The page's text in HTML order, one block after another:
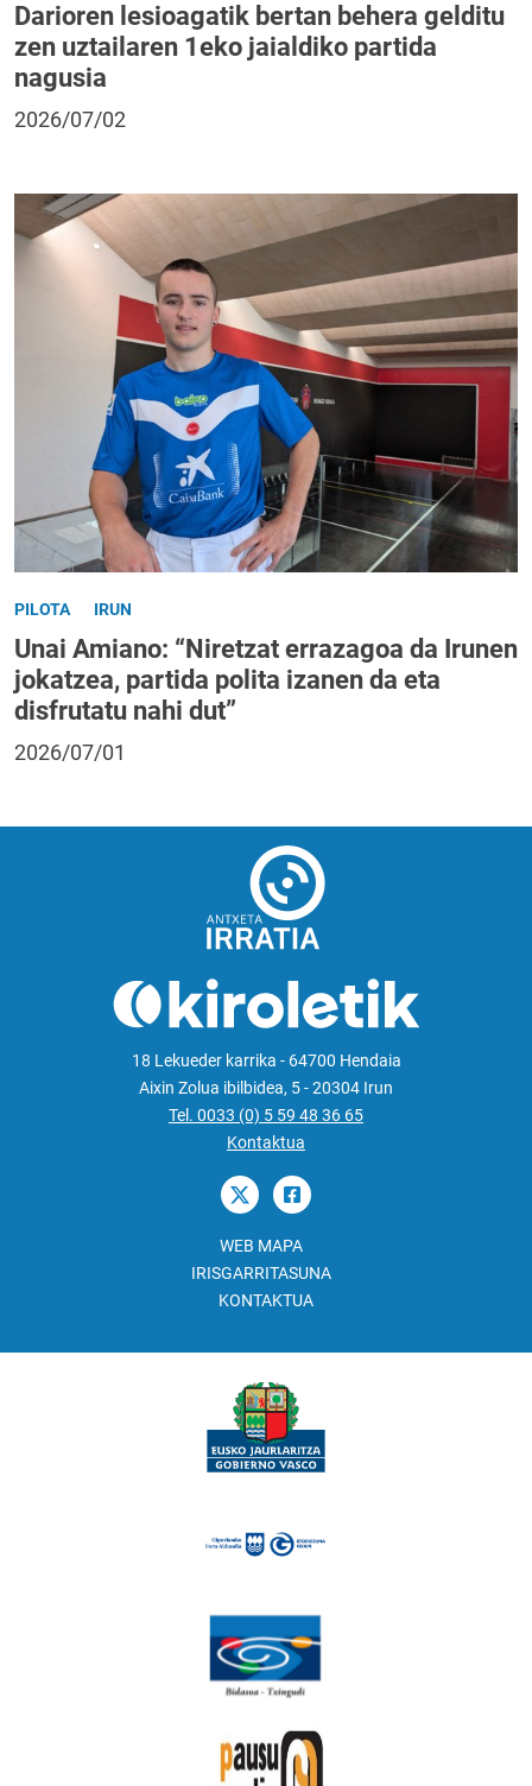
Darioren lesioagatik bertan behera gelditu
zen uztailaren 1eko jaialdiko partida
nagusia
2026/07/02
PILOTA IRUN
Unai Amiano: “Niretzat errazagoa da Irunen
jokatzea, partida polita izanen da eta
disfrutatu nahi dut”
2026/07/01
18 Lekueder karrika - 64700 Hendaia
Aixin Zolua ibilbidea, 5 - 20304 Irun
Tel. 0033 (0) 5 59 48 36 65
Kontaktua
WEB MAPA
IRISGARRITASUNA
KONTAKTUA